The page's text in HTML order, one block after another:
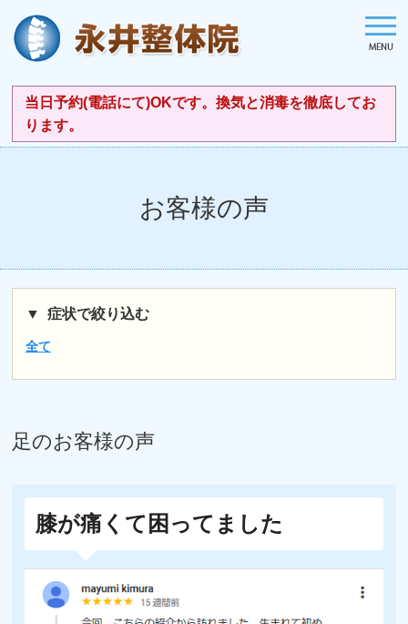
当日予約(電話にて)OKです。換気と消毒を徹底してお
ります。
お客様の声
症状で絞り込む
全て
足のお客様の声
膝が痛くて困ってました